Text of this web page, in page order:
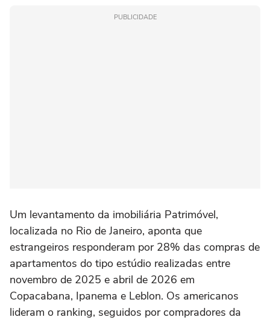
PUBLICIDADE
Um levantamento da imobiliária Patrimóvel,
localizada no Rio de Janeiro, aponta que
estrangeiros responderam por 28% das compras de
apartamentos do tipo estúdio realizadas entre
novembro de 2025 e abril de 2026 em
Copacabana, Ipanema e Leblon. Os americanos
lideram o ranking, seguidos por compradores da